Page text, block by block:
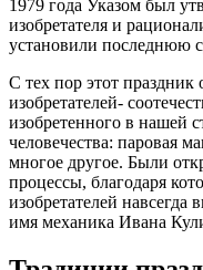
1979 года Указом был
изобретателя и
установили последнюю
С тех пор этот праздник
изобретателей-
изобретенного в нашей
человечества: паровая
многое другое. Были
процессы, благодаря
изобретателей
имя механика Ивана